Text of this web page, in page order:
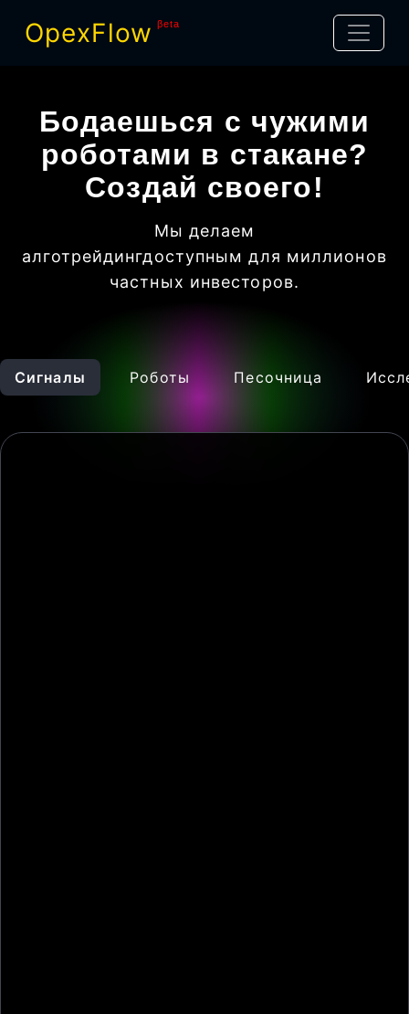
OpexFlow βeta
Бодаешься с чужими
роботами в стакане?
Создай своего!
Мы делаем
алготрейдингдоступным для миллионов
частных инвесторов.
Сигналы Роботы Песочница